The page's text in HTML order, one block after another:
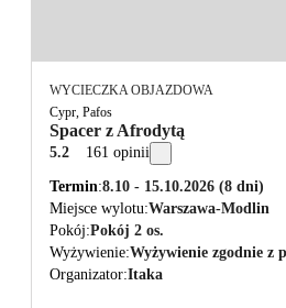
WYCIECZKA OBJAZDOWA
Cypr, Pafos
Spacer z Afrodytą
5.2 161 opinii
Termin 8.10 - 15.10.2026 (8 dni)
Miejsce wylotu Warszawa-Modlin
Pokój Pokój 2 os.
Wyżywienie Wyżywienie zgodnie z
Organizator Itaka